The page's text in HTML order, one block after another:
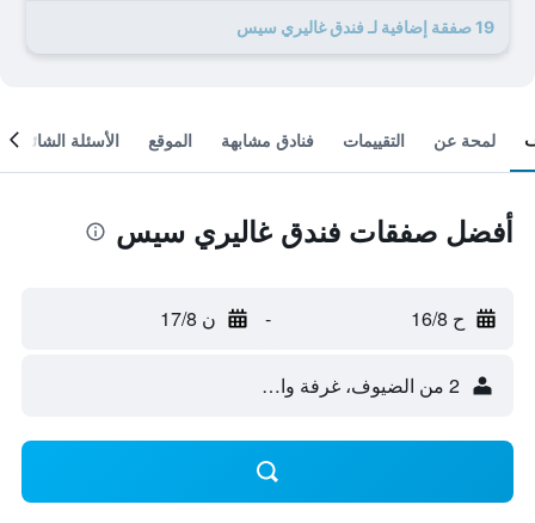
19 صفقة إضافية لـ فندق غاليري سيس
لمحة عن التقييمات فنادق مشابهة الموقع الأسئلة الشائعة
أفضل صفقات فندق غاليري سيس
ح 16/8 - ن 17/8
2 من الضيوف، غرفة واحدة